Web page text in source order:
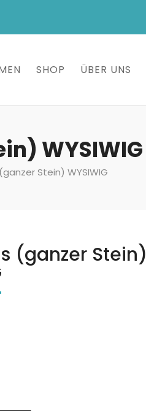
SHOP ÜBER UNS
WYSIWIG
Stein) WYSIWIG
(ganzer Stein)